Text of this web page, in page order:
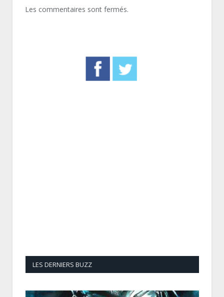
Les commentaires sont fermés.
LES DERNIERS BUZZ